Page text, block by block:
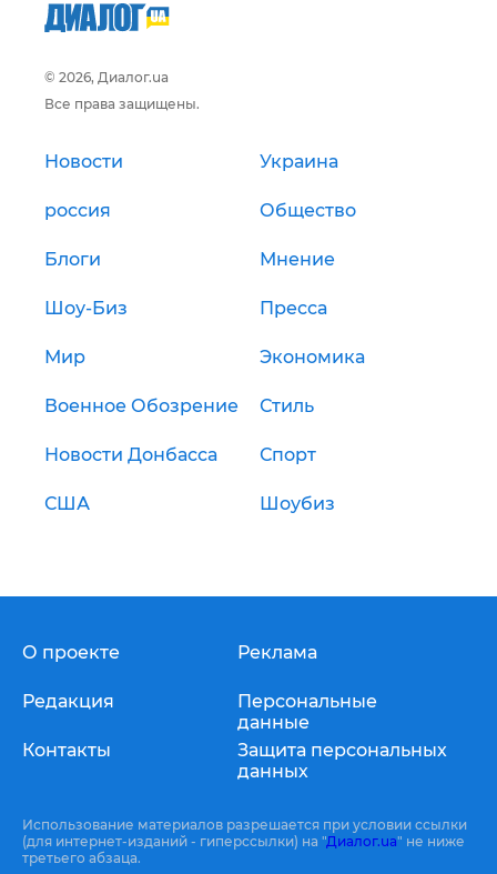
© 2026, Диалог.ua
Все права защищены.
Новости Украина
россия Общество
Блоги Мнение
Шоу-Биз Пресса
Мир Экономика
Военное Обозрение Стиль
Новости Донбасса Спорт
США Шоубиз
О проекте
Редакция
Контакты
Реклама
Персональные
данные
Защита персональных
данных
Использование материалов разрешается при условии ссылки
(для интернет-изданий - гиперссылки) на "Диалог.ua" не ниже
третьего абзаца.